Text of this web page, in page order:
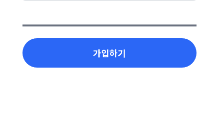
- 모임 신청: 이름
가입하기